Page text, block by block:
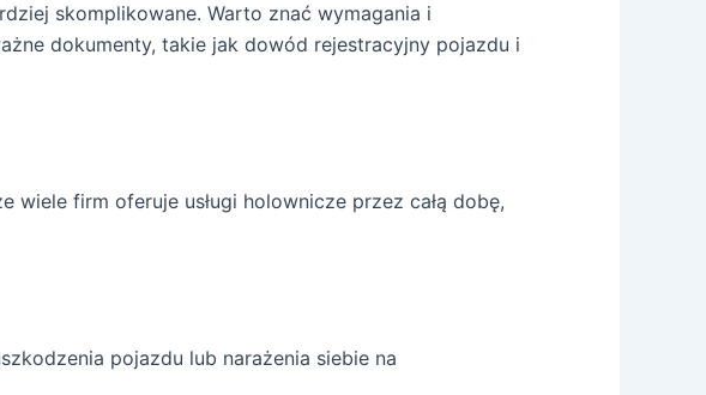
skomplikowane. Warto znać wymagania i
dokumenty, takie jak dowód rejestracyjny pojazdu i
firm oferuje usługi holownicze przez całą dobę,
pojazdu lub narażenia siebie na